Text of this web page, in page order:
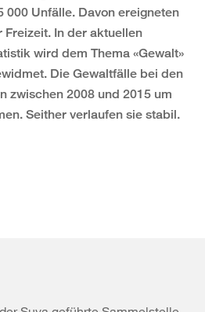
000 Unfälle. Davon ereigneten
In der aktuellen
wird dem Thema «Gewalt»
Die Gewaltfälle bei den
zwischen 2008 und 2015 um
Seither verlaufen sie stabil.